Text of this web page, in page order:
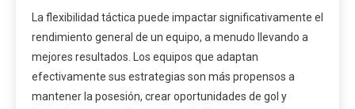
La flexibilidad táctica puede impactar significativamente el
rendimiento general de un equipo, a menudo llevando a
mejores resultados. Los equipos que adaptan
efectivamente sus estrategias son más propensos a
mantener la posesión, crear oportunidades de gol y